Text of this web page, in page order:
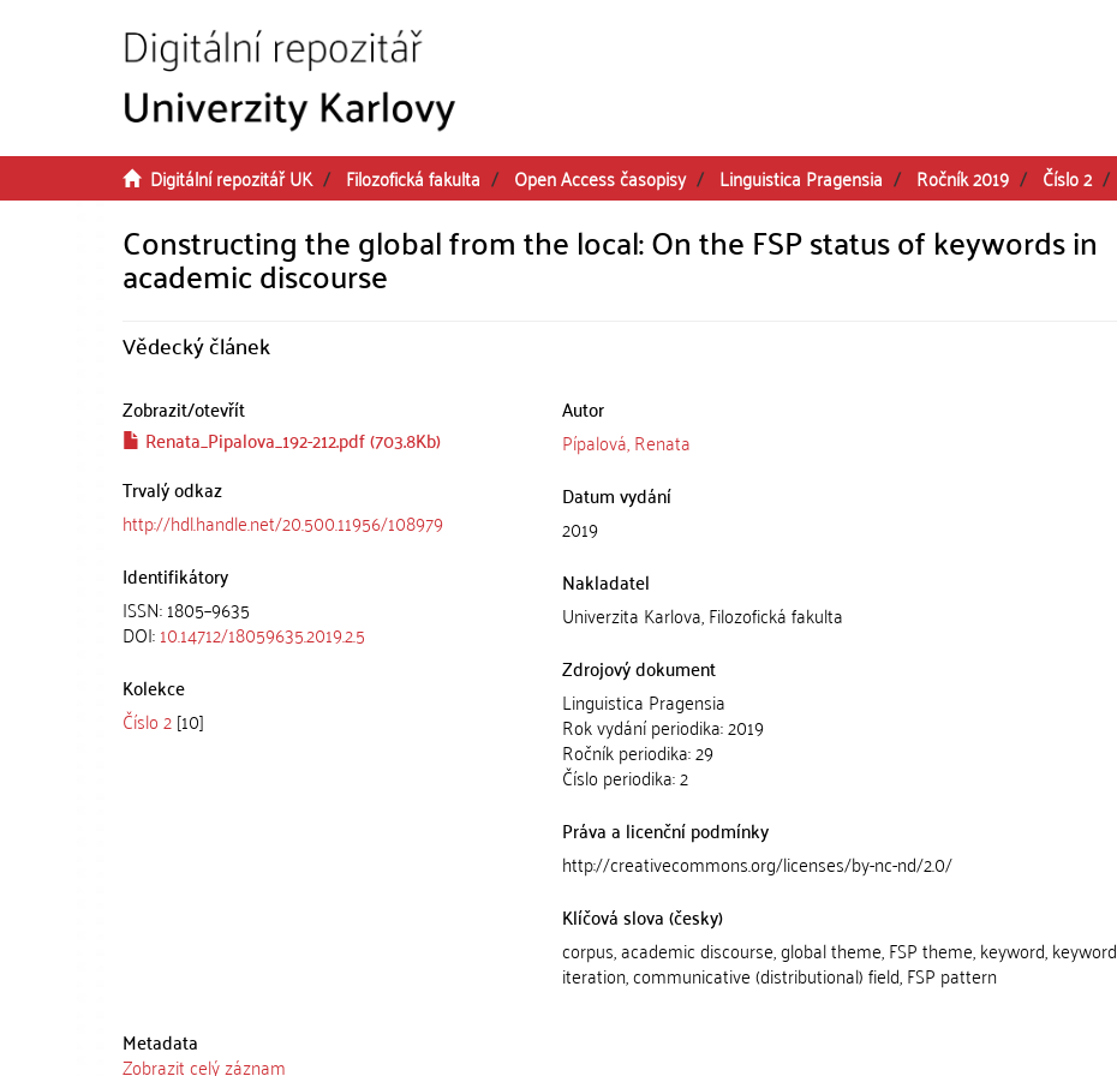
Digitální repozitář UK Filozofická fakulta Open Access časopisy Linguistica Pragensia Ročník 2019 Číslo 2
Constructing the global from the local: On the FSP status of keywords in
academic discourse
Vědecký článek
Zobrazit/otevřít
Renata_Pipalova_192-212.pdf (703.8Kb)
Trvalý odkaz
http://hdl.handle.net/20.500.11956/108979
Identifikátory
ISSN: 1805–9635
DOI:10.14712/18059635.2019.2.5
Kolekce
Číslo 2[10]
Autor
Pípalová, Renata
Datum vydání
2019
Nakladatel
Univerzita Karlova, Filozofická fakulta
Zdrojový dokument
Linguistica Pragensia
Rok vydání periodika: 2019
Ročník periodika: 29
Číslo periodika: 2
Práva a licenční podmínky
http://creativecommons.org/licenses/by-nc-nd/2.0/
Klíčová slova (česky)
corpus, academic discourse, global theme, FSP theme, keyword, keyword
iteration, communicative (distributional) field, FSP pattern
Metadata
Zobrazit celý záznam